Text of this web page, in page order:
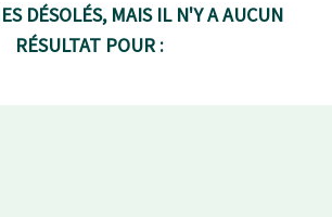
DÉSOLÉS, MAIS IL N'Y A AUCUN
RÉSULTAT POUR :